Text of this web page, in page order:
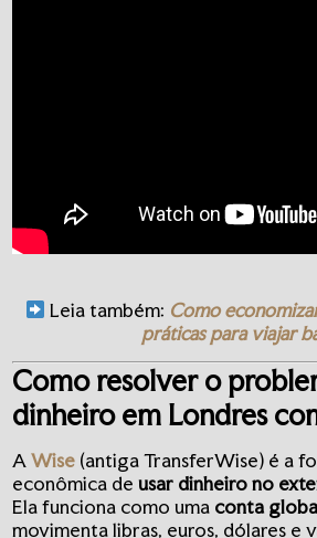
Leia também: Como
práticas para viajar
Como resolver o
dinheiro em Londres
AWise (antiga TransferWise) é a
econômica deusar dinheiro no
Ela funciona como uma conta
movimenta libras, euros, dólares e